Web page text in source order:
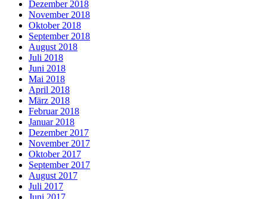
Dezember 2018
November 2018
Oktober 2018
September 2018
August 2018
Juli 2018
Juni 2018
Mai 2018
April 2018
März 2018
Februar 2018
Januar 2018
Dezember 2017
November 2017
Oktober 2017
September 2017
August 2017
Juli 2017
Juni 2017